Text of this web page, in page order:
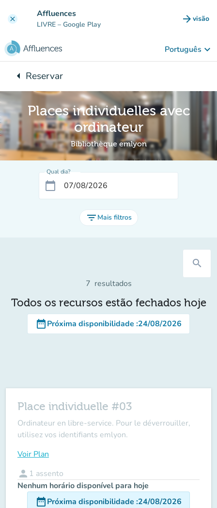
clear Affluences
LIVRE – Google Play arrow_forward visão
(novo
Português keyboard_arrow_down
arrow_leftVoltar para:
Reservar
Places individuelles avec
ordinateur
Bibliothèque emlyon
Qual dia?
calendar_today
filter_list Mais filtros
search
7 resultados
Todos os recursos estão fechados hoje
date_rangePróxima disponibilidade :24/08/2026
Place individuelle #03
Ordinateur en libre-service. Pour le déverrouiller,
utilisez vos identifiants emlyon.
Voir Plan
person 1 assento
Nenhum horário disponível para hoje
date_rangePróxima disponibilidade :24/08/2026